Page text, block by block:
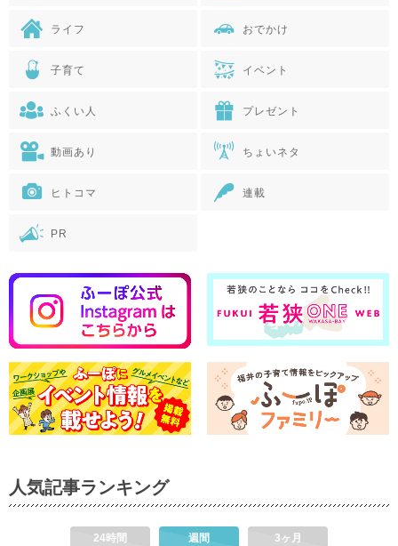
ライフ おでかけ
子育て イベント
ふくい人 プレゼント
動画あり ちょいネタ
ヒトコマ 連載
PR
人気記事ランキング
24時間 週間 3ヶ月